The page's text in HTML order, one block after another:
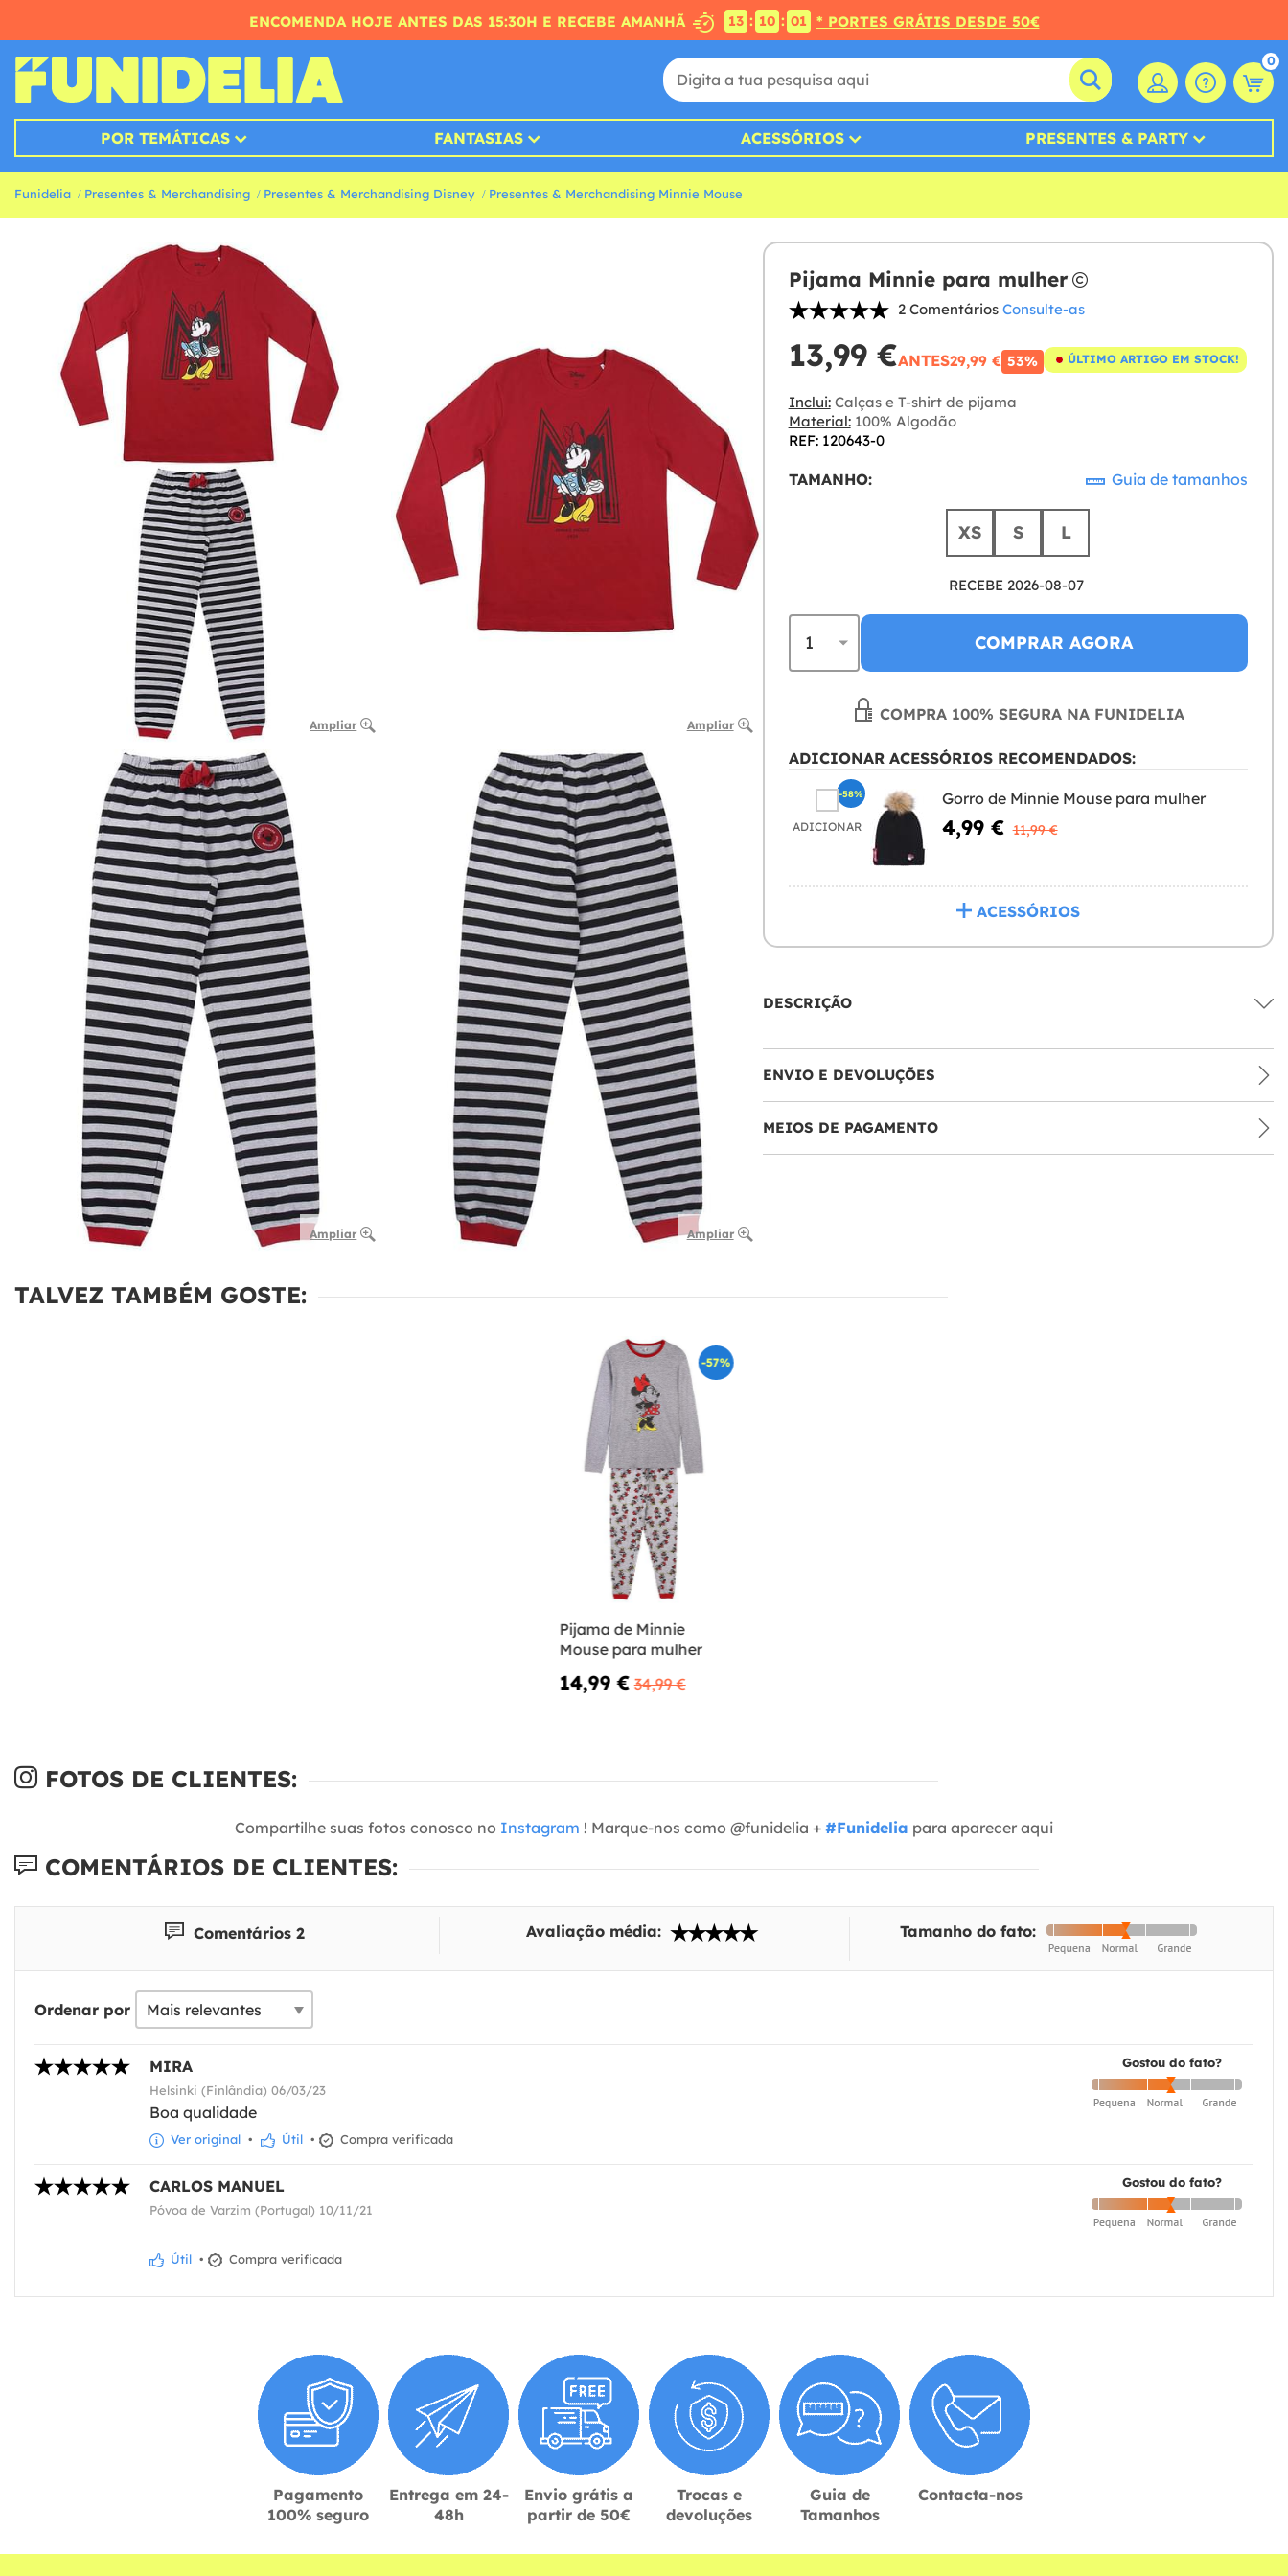
ENCOMENDA HOJE ANTES DAS 15:30H E RECEBE AMANHÃ 13 : 10 : 00 * PORTES GRÁTIS DESDE 50€
0
POR TEMÁTICAS FANTASIAS ACESSÓRIOS PRESENTES & PARTY
Funidelia Presentes & Merchandising Presentes & Merchandising Disney Presentes & Merchandising Minnie Mouse
Ampliar Ampliar
Ampliar Ampliar
Pijama Minnie para mulher
2 Comentários Consulte-as
13,99 €ANTES29,99 € 53% ÚLTIMO ARTIGO EM STOCK!
Inclui:Calças e T-shirt de pijama
Material:100% Algodão
REF: 120643-0
TAMANHO: Guia de tamanhos
XS S L
RECEBE 2026-08-07
COMPRAR AGORA
COMPRA 100% SEGURA NA FUNIDELIA
ADICIONAR ACESSÓRIOS RECOMENDADOS:
ADICIONAR
Gorro de Minnie Mouse para mulher
4,99 € 11,99 €
-58%
ACESSÓRIOS
DESCRIÇÃO
ENVIO E DEVOLUÇÕES
MEIOS DE PAGAMENTO
TALVEZ TAMBÉM GOSTE:
-57%
Pijama de Minnie
Mouse para mulher
14,99 € 34,99 €
FOTOS DE CLIENTES:
Compartilhe suas fotos conosco no Instagram ! Marque-nos como @funidelia + #Funidelia para aparecer aqui
COMENTÁRIOS DE CLIENTES:
Comentários 2 Avaliação média: Tamanho do fato:
Ordenar por
Gostou do fato?
MIRA
Helsinki (Finlândia) 06/03/23
Boa qualidade
Ver original • Útil • Compra verificada
Gostou do fato?
CARLOS MANUEL
Póvoa de Varzim (Portugal) 10/11/21
Útil • Compra verificada
Pagamento
100% seguro
Entrega em 24-
48h
Envio grátis a
partir de 50€
Trocas e
devoluções
Guia de
Tamanhos
Contacta-nos